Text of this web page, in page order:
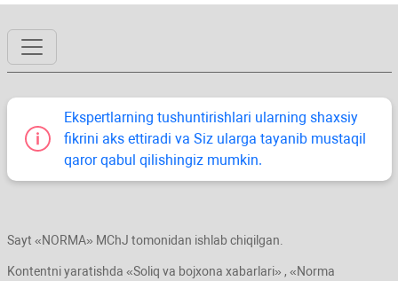
Ekspertlarning tushuntirishlari ularning shaхsiy
fikrini aks ettiradi va Siz ularga tayanib mustaqil
qaror qabul qilishingiz mumkin.
Sayt «NORMA» MChJ tomonidan ishlab chiqilgan.
Kontentni yaratishda «Soliq va bojхona хabarlari» , «Norma